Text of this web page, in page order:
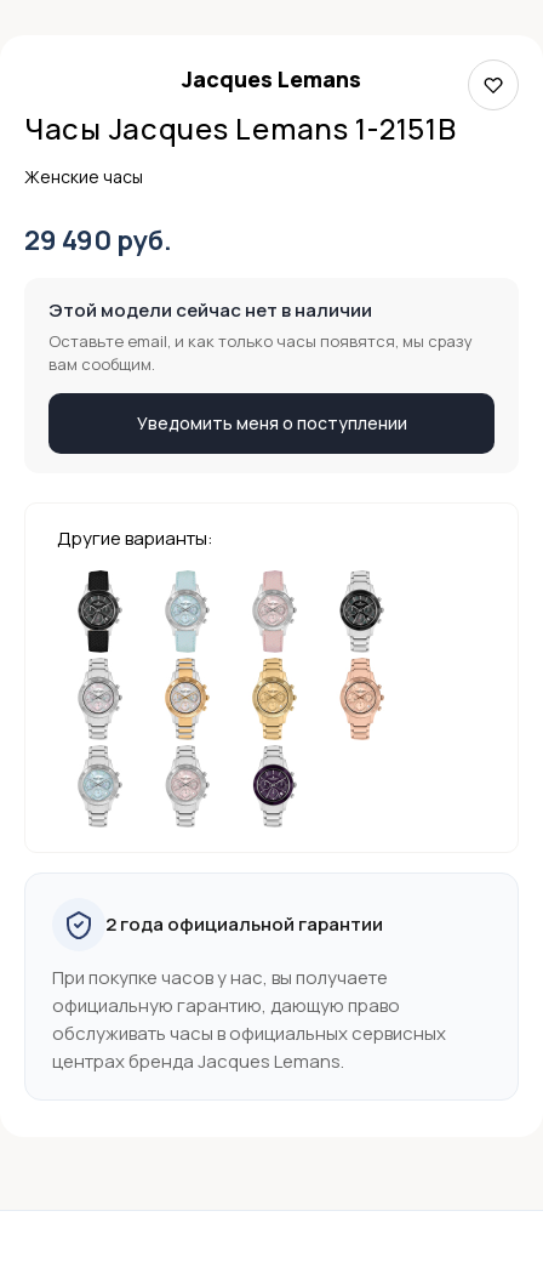
Jacques Lemans
Часы Jacques Lemans 1-2151B
Женские часы
29 490 руб.
Этой модели сейчас нет в наличии
Оставьте email, и как только часы появятся, мы сразу
вам сообщим.
Уведомить меня о поступлении
Другие варианты:
2 года официальной гарантии
При покупке часов у нас, вы получаете
официальную гарантию, дающую право
обслуживать часы в официальных сервисных
центрах бренда Jacques Lemans.